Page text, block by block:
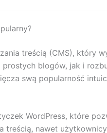
treścią (CMS), który
blogów, jak i
swą popularność
WordPress, które
treścią, nawet